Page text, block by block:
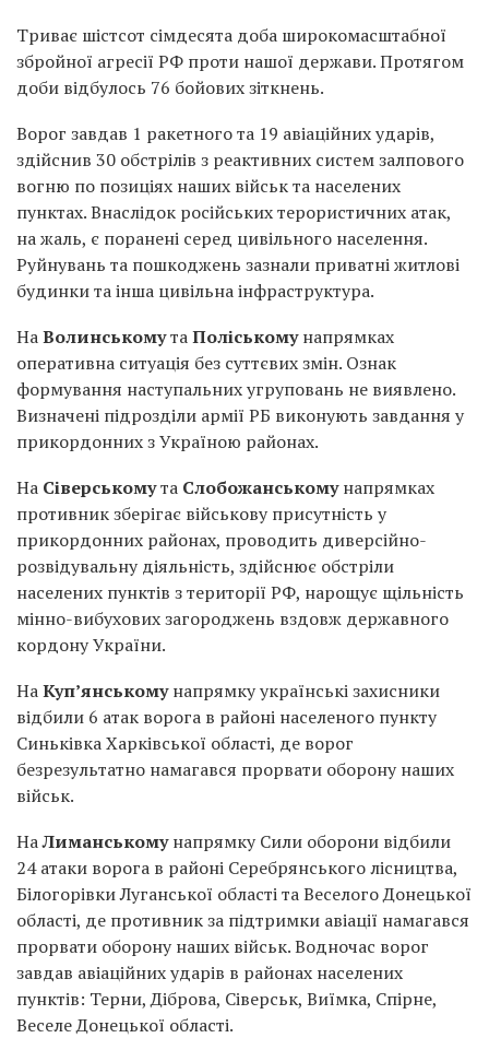
Триває шістсот сімдесята доба широкомасштабної
збройної агресії РФ проти нашої держави. Протягом
доби відбулось 76 бойових зіткнень.
Ворог завдав 1 ракетного та 19 авіаційних ударів,
здійснив 30 обстрілів з реактивних систем залпового
вогню по позиціях наших військ та населених
пунктах. Внаслідок російських терористичних атак,
на жаль, є поранені серед цивільного населення.
Руйнувань та пошкоджень зазнали приватні житлові
будинки та інша цивільна інфраструктура.
НаВолинськомутаПоліськомунапрямках
оперативна ситуація без суттєвих змін. Ознак
формування наступальних угруповань не виявлено.
Визначені підрозділи армії РБ виконують завдання у
прикордонних з Україною районах.
На Сіверськомута Слобожанськомунапрямках
противник зберігає військову присутність у
прикордонних районах, проводить диверсійно-
розвідувальну діяльність, здійснює обстріли
населених пунктів з території РФ, нарощує щільність
мінно-вибухових загороджень вздовж державного
кордону України.
НаКуп’янськомунапрямку українські захисники
відбили 6 атак ворога в районі населеного пункту
Синьківка Харківської області, де ворог
безрезультатно намагався прорвати оборону наших
військ.
НаЛиманськомунапрямку Сили оборони відбили
24 атаки ворога в районі Серебрянського лісництва,
Білогорівки Луганської області та Веселого Донецької
області, де противник за підтримки авіації намагався
прорвати оборону наших військ. Водночас ворог
завдав авіаційних ударів в районах населених
пунктів: Терни, Діброва, Сіверськ, Виїмка, Спірне,
Веселе Донецької області.